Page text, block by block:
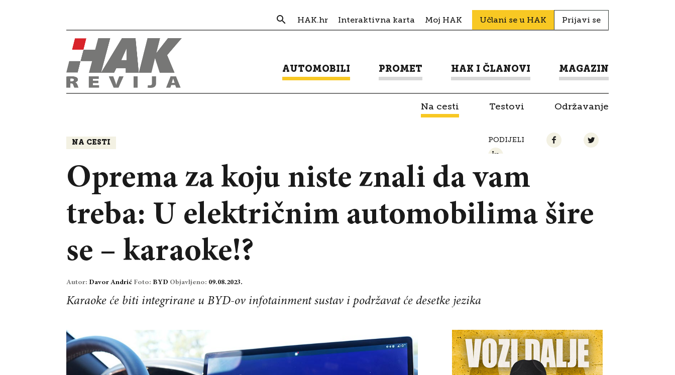
HAK.hr Interaktivna karta Moj HAK Učlani se u HAK Prijavi se
AUTOMOBILI PROMET HAK I ČLANOVI MAGAZIN
Na cesti Testovi Održavanje
NA CESTI PODIJELI
Oprema za koju niste znali da vam
treba: U električnim automobilima šire
se – karaoke!?
Autor: Davor Andrić Foto: BYD Objavljeno: 09.08.2023.
Karaoke će biti integrirane u BYD-ov infotainment sustav i podržavat će desetke jezika